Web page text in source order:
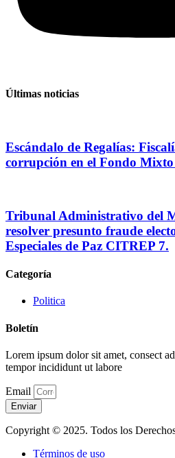
Últimas noticias
Escándalo de Regalías:
corrupción en el Fondo
Tribunal Administrativo del
resolver presunto fraude
Especiales de Paz CITREP 7.
Categoría
Politica
Boletín
Lorem ipsum dolor sit amet, consect
tempor incididunt ut labore
Email
Enviar
Copyright © 2025. Todos los
Términos de uso